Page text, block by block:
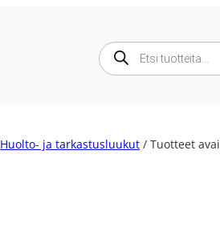
Products
search
Huolto- ja tarkastusluukut / Tuotteet